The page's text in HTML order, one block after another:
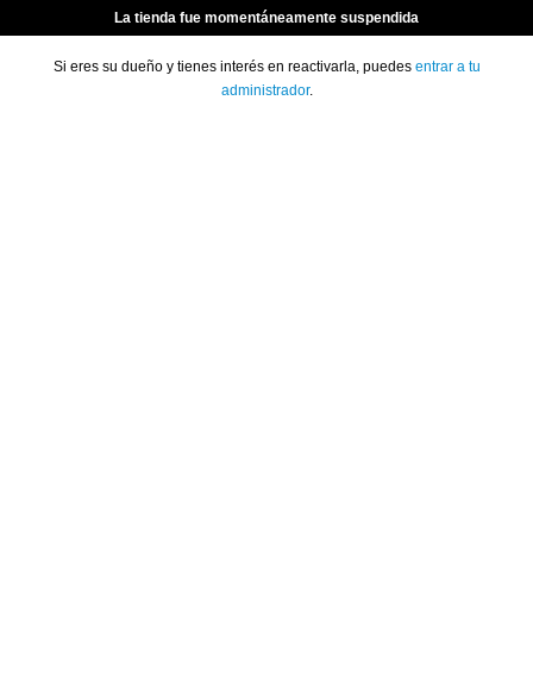
La tienda fue momentáneamente suspendida
Si eres su dueño y tienes interés en reactivarla, puedes entrar a tu
administrador.